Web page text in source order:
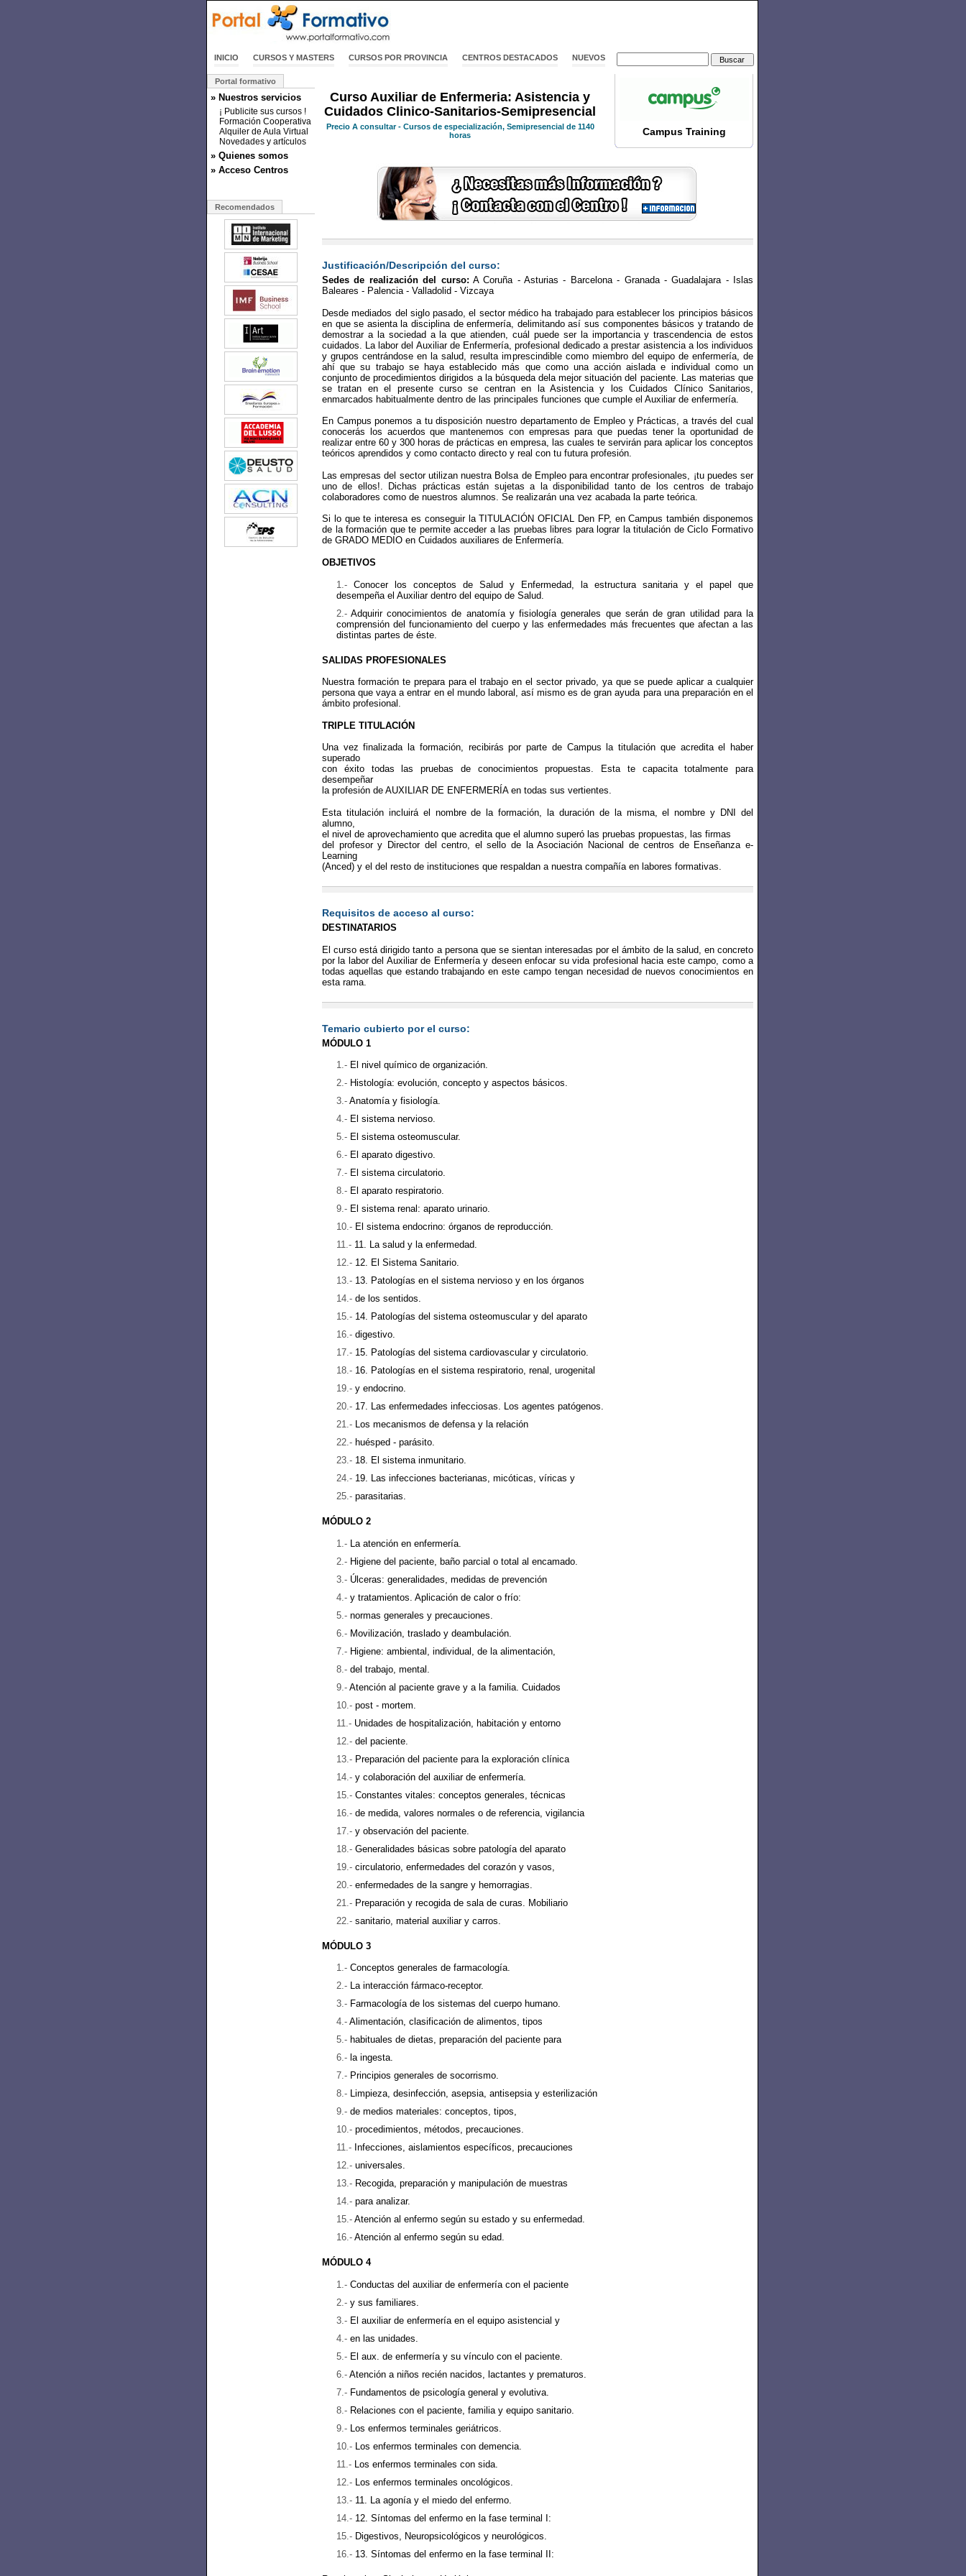
INICIO CURSOS Y MASTERS CURSOS POR PROVINCIA CENTROS DESTACADOS NUEVOS
Portal formativo
» Nuestros servicios
¡ Publicite sus cursos !
Formación Cooperativa
Alquiler de Aula Virtual
Novedades y artículos
» Quienes somos
» Acceso Centros
Recomendados
Curso Auxiliar de Enfermeria: Asistencia y
Cuidados Clinico-Sanitarios-Semipresencial
Precio A consultar - Cursos de especialización, Semipresencial de 1140
horas
Campus Training
Justificación/Descripción del curso:
Sedes de realización del curso: A Coruña - Asturias - Barcelona - Granada - Guadalajara - Islas
Baleares - Palencia - Valladolid - Vizcaya
Desde mediados del siglo pasado, el sector médico ha trabajado para establecer los principios básicos
en que se asienta la disciplina de enfermería, delimitando así sus componentes básicos y tratando de
demostrar a la sociedad a la que atienden, cuál puede ser la importancia y trascendencia de estos
cuidados. La labor del Auxiliar de Enfermería, profesional dedicado a prestar asistencia a los individuos
y grupos centrándose en la salud, resulta imprescindible como miembro del equipo de enfermería, de
ahí que su trabajo se haya establecido más que como una acción aislada e individual como un
conjunto de procedimientos dirigidos a la búsqueda dela mejor situación del paciente. Las materias que
se tratan en el presente curso se centran en la Asistencia y los Cuidados Clínico Sanitarios,
enmarcados habitualmente dentro de las principales funciones que cumple el Auxiliar de enfermería.
En Campus ponemos a tu disposición nuestro departamento de Empleo y Prácticas, a través del cual
conocerás los acuerdos que mantenemos con empresas para que puedas tener la oportunidad de
realizar entre 60 y 300 horas de prácticas en empresa, las cuales te servirán para aplicar los conceptos
teóricos aprendidos y como contacto directo y real con tu futura profesión.
Las empresas del sector utilizan nuestra Bolsa de Empleo para encontrar profesionales, ¡tu puedes ser
uno de ellos!. Dichas prácticas están sujetas a la disponibilidad tanto de los centros de trabajo
colaboradores como de nuestros alumnos. Se realizarán una vez acabada la parte teórica.
Si lo que te interesa es conseguir la TITULACIÓN OFICIAL Den FP, en Campus también disponemos
de la formación que te permite acceder a las pruebas libres para lograr la titulación de Ciclo Formativo
de GRADO MEDIO en Cuidados auxiliares de Enfermería.
OBJETIVOS
Conocer los conceptos de Salud y Enfermedad, la estructura sanitaria y el papel que
desempeña el Auxiliar dentro del equipo de Salud.
Adquirir conocimientos de anatomía y fisiología generales que serán de gran utilidad para la
comprensión del funcionamiento del cuerpo y las enfermedades más frecuentes que afectan a las
distintas partes de éste.
SALIDAS PROFESIONALES
Nuestra formación te prepara para el trabajo en el sector privado, ya que se puede aplicar a cualquier
persona que vaya a entrar en el mundo laboral, así mismo es de gran ayuda para una preparación en el
ámbito profesional.
TRIPLE TITULACIÓN
Una vez finalizada la formación, recibirás por parte de Campus la titulación que acredita el haber
superado
con éxito todas las pruebas de conocimientos propuestas. Esta te capacita totalmente para
desempeñar
la profesión de AUXILIAR DE ENFERMERÍA en todas sus vertientes.
Esta titulación incluirá el nombre de la formación, la duración de la misma, el nombre y DNI del
alumno,
el nivel de aprovechamiento que acredita que el alumno superó las pruebas propuestas, las firmas
del profesor y Director del centro, el sello de la Asociación Nacional de centros de Enseñanza e-
Learning
(Anced) y el del resto de instituciones que respaldan a nuestra compañía en labores formativas.
Requisitos de acceso al curso:
DESTINATARIOS
El curso está dirigido tanto a persona que se sientan interesadas por el ámbito de la salud, en concreto
por la labor del Auxiliar de Enfermería y deseen enfocar su vida profesional hacia este campo, como a
todas aquellas que estando trabajando en este campo tengan necesidad de nuevos conocimientos en
esta rama.
Temario cubierto por el curso:
MÓDULO 1
El nivel químico de organización.
Histología: evolución, concepto y aspectos básicos.
Anatomía y fisiología.
El sistema nervioso.
El sistema osteomuscular.
El aparato digestivo.
El sistema circulatorio.
El aparato respiratorio.
El sistema renal: aparato urinario.
El sistema endocrino: órganos de reproducción.
11. La salud y la enfermedad.
12. El Sistema Sanitario.
13. Patologías en el sistema nervioso y en los órganos
de los sentidos.
14. Patologías del sistema osteomuscular y del aparato
digestivo.
15. Patologías del sistema cardiovascular y circulatorio.
16. Patologías en el sistema respiratorio, renal, urogenital
y endocrino.
17. Las enfermedades infecciosas. Los agentes patógenos.
Los mecanismos de defensa y la relación
huésped - parásito.
18. El sistema inmunitario.
19. Las infecciones bacterianas, micóticas, víricas y
parasitarias.
MÓDULO 2
La atención en enfermería.
Higiene del paciente, baño parcial o total al encamado.
Úlceras: generalidades, medidas de prevención
y tratamientos. Aplicación de calor o frío:
normas generales y precauciones.
Movilización, traslado y deambulación.
Higiene: ambiental, individual, de la alimentación,
del trabajo, mental.
Atención al paciente grave y a la familia. Cuidados
post - mortem.
Unidades de hospitalización, habitación y entorno
del paciente.
Preparación del paciente para la exploración clínica
y colaboración del auxiliar de enfermería.
Constantes vitales: conceptos generales, técnicas
de medida, valores normales o de referencia, vigilancia
y observación del paciente.
Generalidades básicas sobre patología del aparato
circulatorio, enfermedades del corazón y vasos,
enfermedades de la sangre y hemorragias.
Preparación y recogida de sala de curas. Mobiliario
sanitario, material auxiliar y carros.
MÓDULO 3
Conceptos generales de farmacología.
La interacción fármaco-receptor.
Farmacología de los sistemas del cuerpo humano.
Alimentación, clasificación de alimentos, tipos
habituales de dietas, preparación del paciente para
la ingesta.
Principios generales de socorrismo.
Limpieza, desinfección, asepsia, antisepsia y esterilización
de medios materiales: conceptos, tipos,
procedimientos, métodos, precauciones.
Infecciones, aislamientos específicos, precauciones
universales.
Recogida, preparación y manipulación de muestras
para analizar.
Atención al enfermo según su estado y su enfermedad.
Atención al enfermo según su edad.
MÓDULO 4
Conductas del auxiliar de enfermería con el paciente
y sus familiares.
El auxiliar de enfermería en el equipo asistencial y
en las unidades.
El aux. de enfermería y su vínculo con el paciente.
Atención a niños recién nacidos, lactantes y prematuros.
Fundamentos de psicología general y evolutiva.
Relaciones con el paciente, familia y equipo sanitario.
Los enfermos terminales geriátricos.
Los enfermos terminales con demencia.
Los enfermos terminales con sida.
Los enfermos terminales oncológicos.
11. La agonía y el miedo del enfermo.
12. Síntomas del enfermo en la fase terminal I:
Digestivos, Neuropsicológicos y neurológicos.
13. Síntomas del enfermo en la fase terminal II: